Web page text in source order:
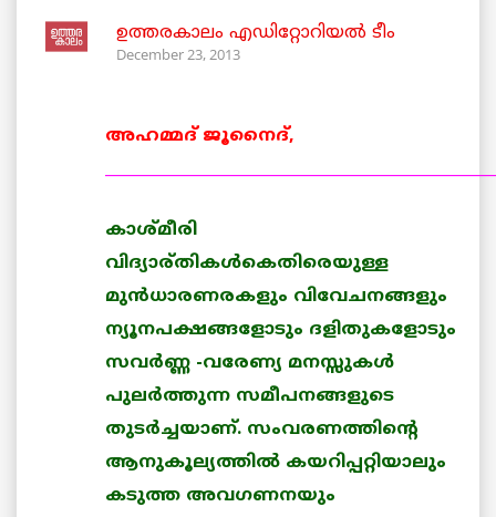
ഉത്തരകാലം എഡിറ്റോറിയല്‍ ടീം
December 23, 2013
അഹമ്മദ് ജൂനൈദ്,
കാശ്മീരി
വിദ്യാര്തികള്‍കെതിരെയുള്ള
മുന്‍ധാരണരകളും വിവേചനങ്ങളും
ന്യൂനപക്ഷങ്ങളോടും ദളിതുകളോടും
സവര്‍ണ്ണ -വരേണ്യ മനസ്സുകള്‍
പുലര്‍ത്തുന്ന സമീപനങ്ങളുടെ
തുടര്‍ച്ചയാണ്. സംവരണത്തിന്റെ
ആനുകൂല്യത്തില്‍ കയറിപ്പറ്റിയാലും
കടുത്ത അവഗണനയും